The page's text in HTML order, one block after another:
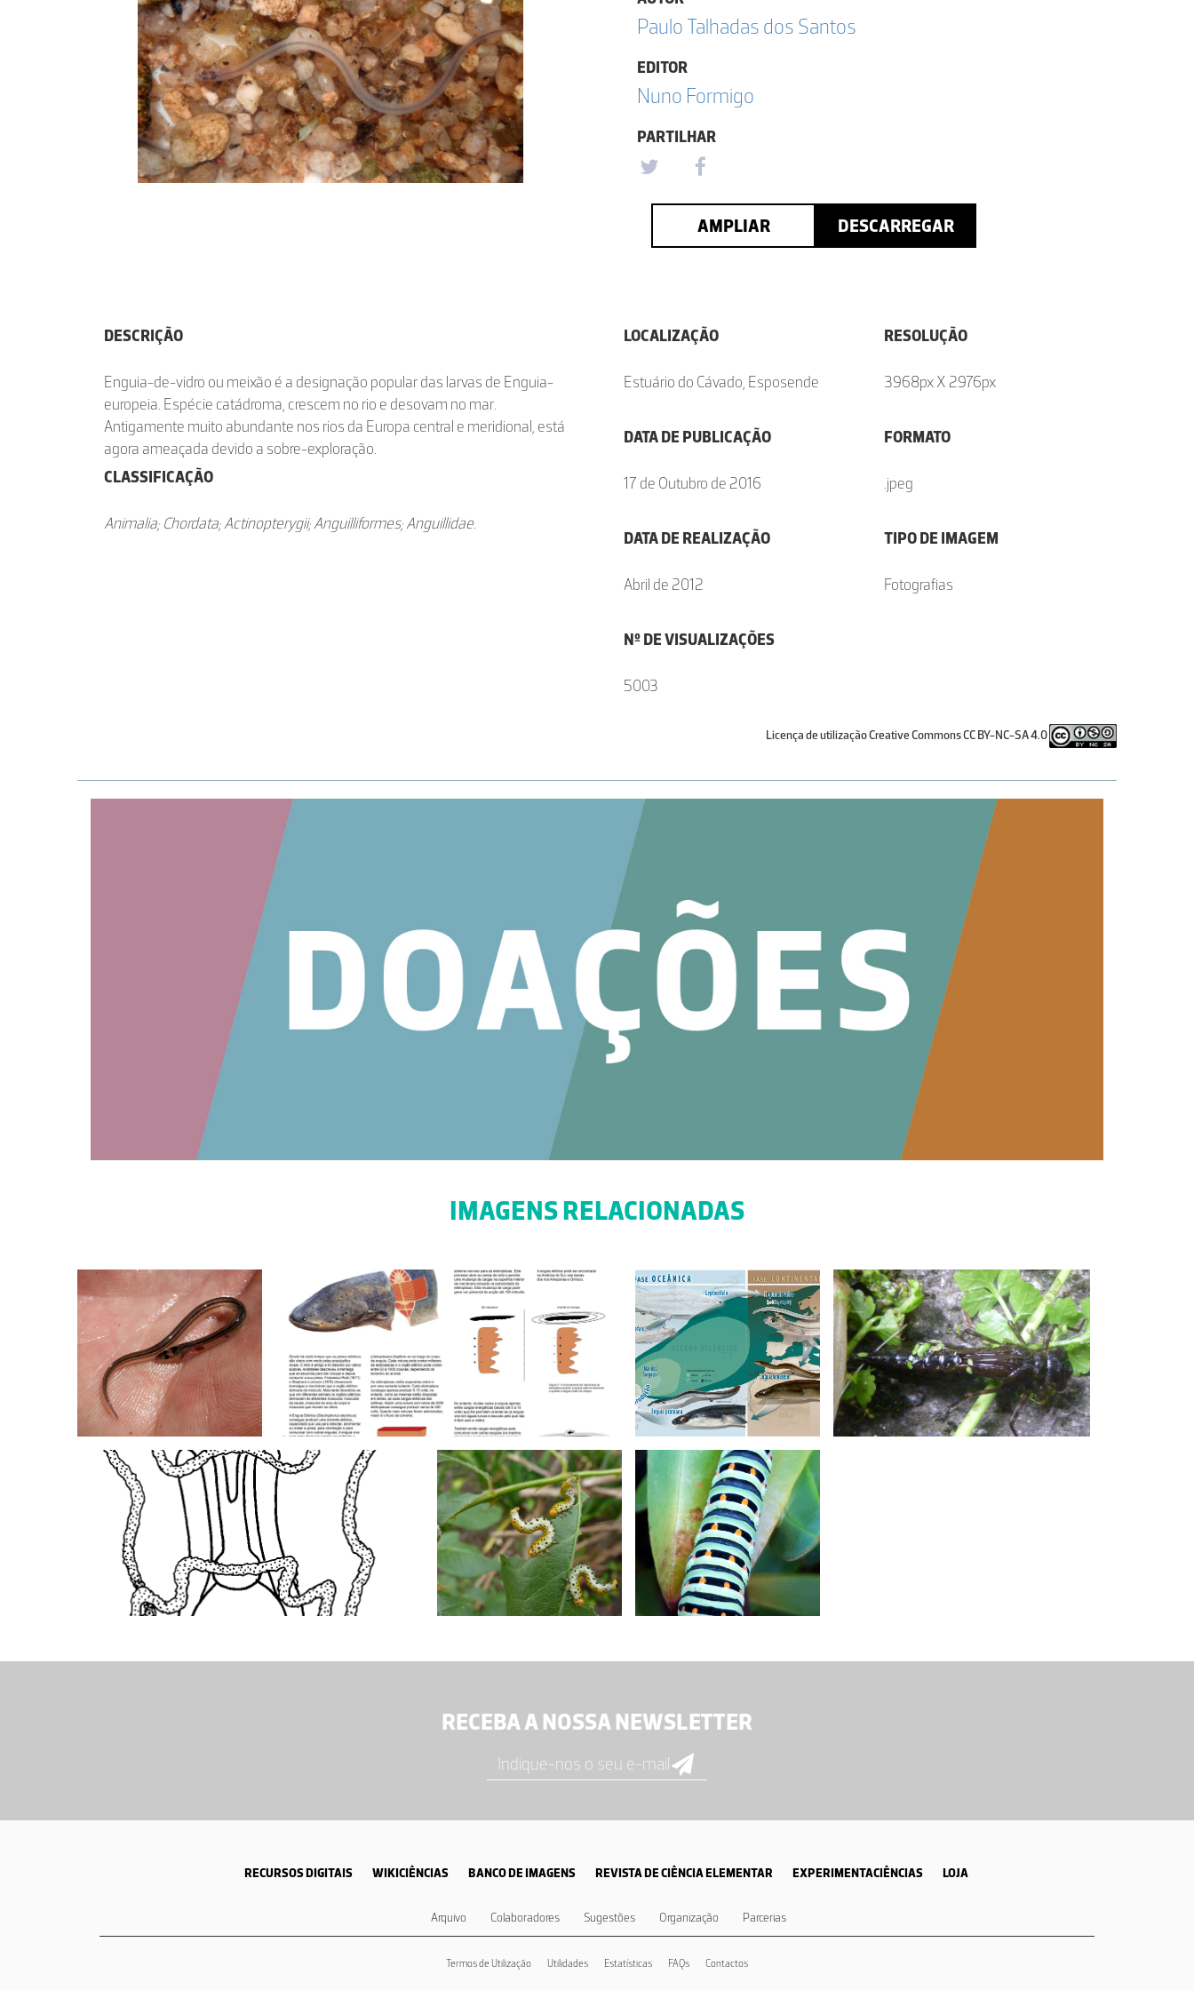
Paulo Talhadas dos Santos
EDITOR
Nuno Formigo
PARTILHAR
AMPLIAR DESCARREGAR
DESCRIÇÃO
Enguia-de-vidro ou meixão é a designação popular das larvas de Enguia-
europeia. Espécie catádroma, crescem no rio e desovam no mar.
Antigamente muito abundante nos rios da Europa central e meridional, está
agora ameaçada devido a sobre-exploração.
CLASSIFICAÇÃO
Animalia; Chordata; Actinopterygii; Anguilliformes; Anguillidae.
LOCALIZAÇÃO
Estuário do Cávado, Esposende
DATA DE PUBLICAÇÃO
17 de Outubro de 2016
DATA DE REALIZAÇÃO
Abril de 2012
Nº DE VISUALIZAÇÕES
5003
RESOLUÇÃO
3968px X 2976px
FORMATO
.jpeg
TIPO DE IMAGEM
Fotografias
Licença de utilização Creative Commons CC BY-NC-SA 4.0
IMAGENS RELACIONADAS
RECEBA A NOSSA NEWSLETTER
RECURSOS DIGITAIS WIKICIÊNCIAS BANCO DE IMAGENS REVISTA DE CIÊNCIA ELEMENTAR EXPERIMENTACIÊNCIAS LOJA
Arquivo Colaboradores Sugestões Organização Parcerias
Termos de Utilização Utilidades Estatísticas FAQs Contactos